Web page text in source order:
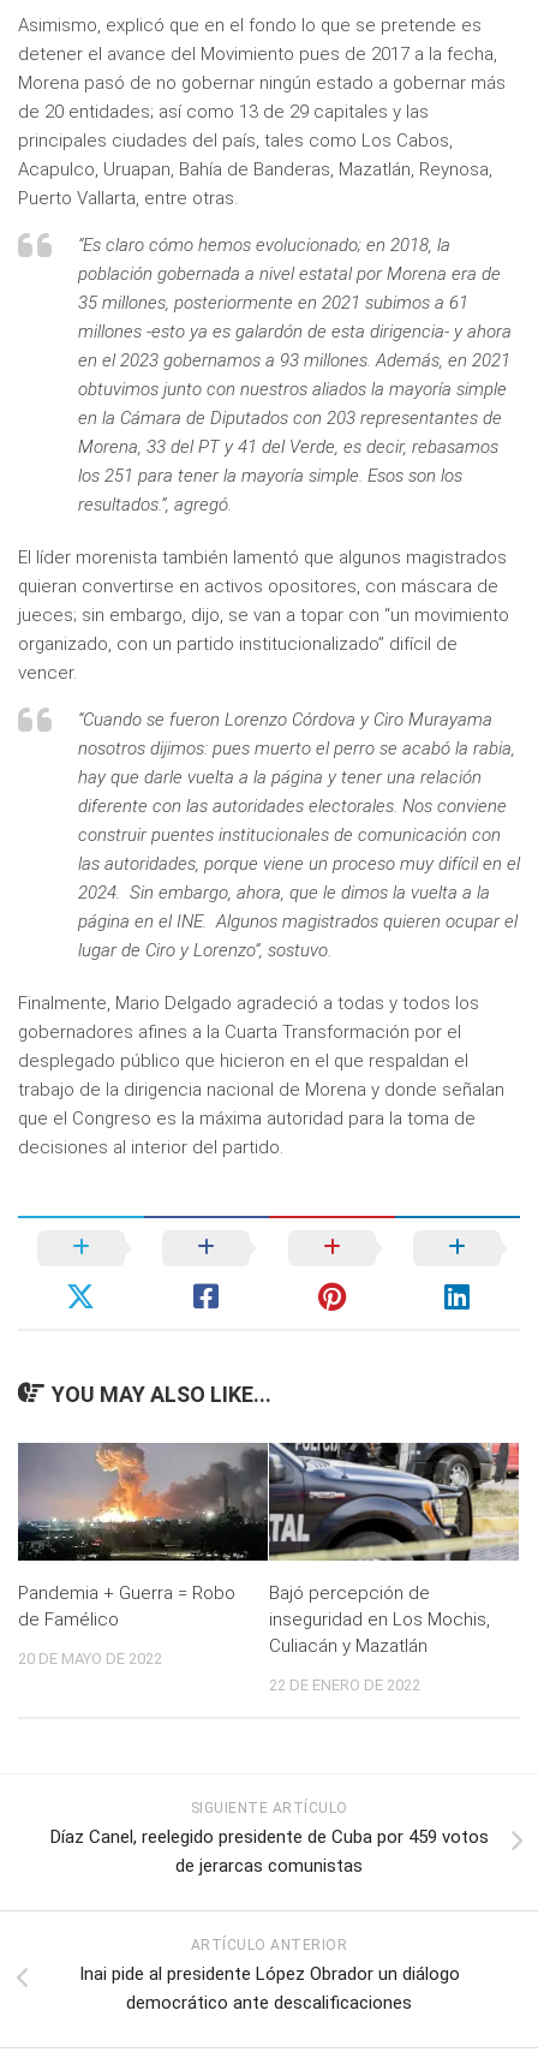
Asimismo, explicó que en el fondo lo que se pretende es
detener el avance del Movimiento pues de 2017 a la fecha,
Morena pasó de no gobernar ningún estado a gobernar más
de 20 entidades; así como 13 de 29 capitales y las
principales ciudades del país, tales como Los Cabos,
Acapulco, Uruapan, Bahía de Banderas, Mazatlán, Reynosa,
Puerto Vallarta, entre otras.
“Es claro cómo hemos evolucionado; en 2018, la
población gobernada a nivel estatal por Morena era de
35 millones, posteriormente en 2021 subimos a 61
millones -esto ya es galardón de esta dirigencia- y ahora
en el 2023 gobernamos a 93 millones. Además, en 2021
obtuvimos junto con nuestros aliados la mayoría simple
en la Cámara de Diputados con 203 representantes de
Morena, 33 del PT y 41 del Verde, es decir, rebasamos
los 251 para tener la mayoría simple. Esos son los
resultados.”, agregó.
El líder morenista también lamentó que algunos magistrados
quieran convertirse en activos opositores, con máscara de
jueces; sin embargo, dijo, se van a topar con “un movimiento
organizado, con un partido institucionalizado” difícil de
vencer.
“Cuando se fueron Lorenzo Córdova y Ciro Murayama
nosotros dijimos: pues muerto el perro se acabó la rabia,
hay que darle vuelta a la página y tener una relación
diferente con las autoridades electorales. Nos conviene
construir puentes institucionales de comunicación con
las autoridades, porque viene un proceso muy difícil en el
2024. Sin embargo, ahora, que le dimos la vuelta a la
página en el INE. Algunos magistrados quieren ocupar el
lugar de Ciro y Lorenzo”, sostuvo.
Finalmente, Mario Delgado agradeció a todas y todos los
gobernadores afines a la Cuarta Transformación por el
desplegado público que hicieron en el que respaldan el
trabajo de la dirigencia nacional de Morena y donde señalan
que el Congreso es la máxima autoridad para la toma de
decisiones al interior del partido.
YOU MAY ALSO LIKE...
Pandemia + Guerra = Robo
de Famélico
20 DE MAYO DE 2022
Bajó percepción de
inseguridad en Los Mochis,
Culiacán y Mazatlán
22 DE ENERO DE 2022
SIGUIENTE ARTÍCULO
Díaz Canel, reelegido presidente de Cuba por 459 votos
de jerarcas comunistas
ARTÍCULO ANTERIOR
Inai pide al presidente López Obrador un diálogo
democrático ante descalificaciones